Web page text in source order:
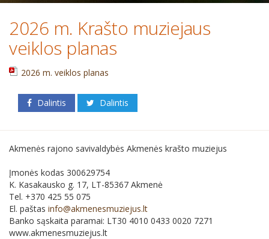
2026 m. Krašto muziejaus
veiklos planas
2026 m. veiklos planas
Dalintis Dalintis
Akmenės rajono savivaldybės Akmenės krašto muziejus
Įmonės kodas 300629754
K. Kasakausko g. 17, LT-85367 Akmenė
Tel. +370 425 55 075
El. paštas info@akmenesmuziejus.lt
Banko sąskaita paramai: LT30 4010 0433 0020 7271
www.akmenesmuziejus.lt